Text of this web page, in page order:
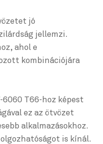
jó
jellemzi.
ahol e
kombinációjára
6060 T66-hoz képest
ez az ötvözet
alkalmazásokhoz.
is kínál.